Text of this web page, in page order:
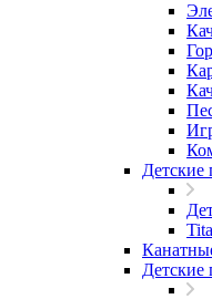
Детские